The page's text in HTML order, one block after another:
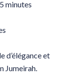
minutes
d’élégance et
Jumeirah.